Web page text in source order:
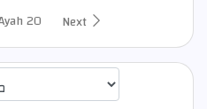
20 Next